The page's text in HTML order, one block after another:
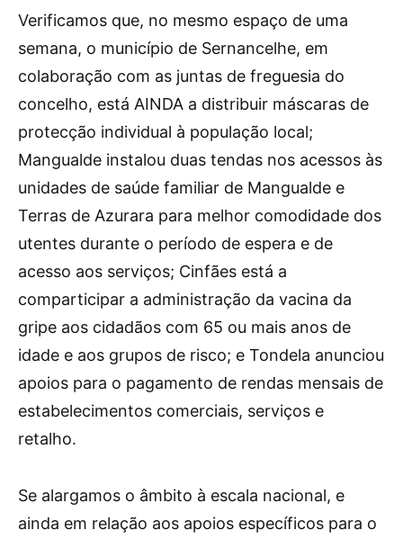
Verificamos que, no mesmo espaço de uma
semana, o município de Sernancelhe, em
colaboração com as juntas de freguesia do
concelho, está AINDA a distribuir máscaras de
protecção individual à população local;
Mangualde instalou duas tendas nos acessos às
unidades de saúde familiar de Mangualde e
Terras de Azurara para melhor comodidade dos
utentes durante o período de espera e de
acesso aos serviços; Cinfães está a
comparticipar a administração da vacina da
gripe aos cidadãos com 65 ou mais anos de
idade e aos grupos de risco; e Tondela anunciou
apoios para o pagamento de rendas mensais de
estabelecimentos comerciais, serviços e
retalho.
Se alargamos o âmbito à escala nacional, e
ainda em relação aos apoios específicos para o